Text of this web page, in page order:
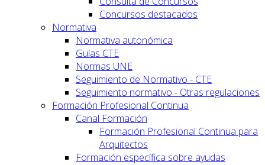
Concursos destacados
Normativa
Normativa autonómica
Guías CTE
Normas UNE
Seguimiento de Normativo - CTE
Seguimiento normativo - Otras regulaciones
Formación Profesional Continua
Canal Formación
Formación Profesional Continua para
Arquitectos
Formación específica sobre ayudas